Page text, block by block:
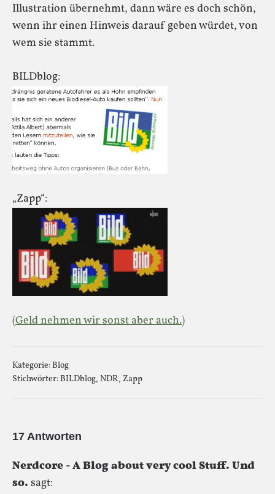
Illustration übernehmt, dann wäre es doch schön,
wenn ihr einen Hinweis darauf geben würdet, von
wem sie stammt.
BILDblog:
„Zapp“:
(Geld nehmen wir sonst aber auch.)
Kategorie:Blog
Stichwörter:BILDblog, NDR, Zapp
17 Antworten
Nerdcore - A Blog about very cool Stuff. Und
so. sagt: